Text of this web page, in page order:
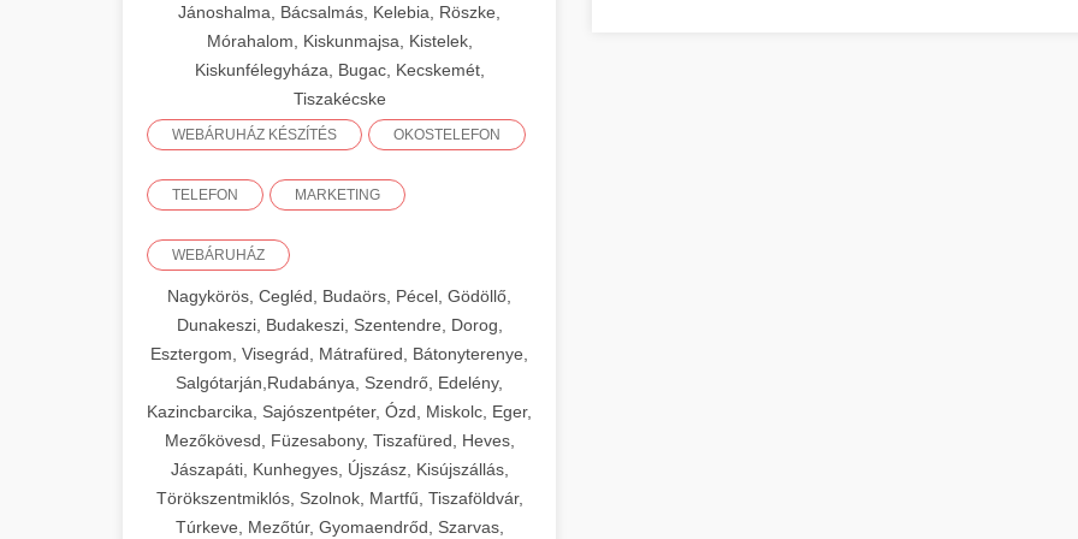
Jánoshalma, Bácsalmás, Kelebia, Röszke,
Mórahalom, Kiskunmajsa, Kistelek,
Kiskunfélegyháza, Bugac, Kecskemét,
Tiszakécske
WEBÁRUHÁZ KÉSZÍTÉS OKOSTELEFON
TELEFON MARKETING
WEBÁRUHÁZ
Nagykörös, Cegléd, Budaörs, Pécel, Gödöllő,
Dunakeszi, Budakeszi, Szentendre, Dorog,
Esztergom, Visegrád, Mátrafüred, Bátonyterenye,
Salgótarján,Rudabánya, Szendrő, Edelény,
Kazincbarcika, Sajószentpéter, Ózd, Miskolc, Eger,
Mezőkövesd, Füzesabony, Tiszafüred, Heves,
Jászapáti, Kunhegyes, Újszász, Kisújszállás,
Törökszentmiklós, Szolnok, Martfű, Tiszaföldvár,
Túrkeve, Mezőtúr, Gyomaendrőd, Szarvas,